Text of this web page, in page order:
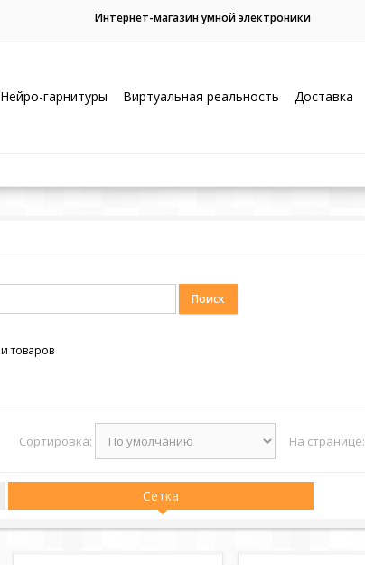
Интернет-магазин умной электроники
Нейро-гарнитуры Виртуальная реальность Доставка
товаров
На странице:
Сортировка:
Сетка